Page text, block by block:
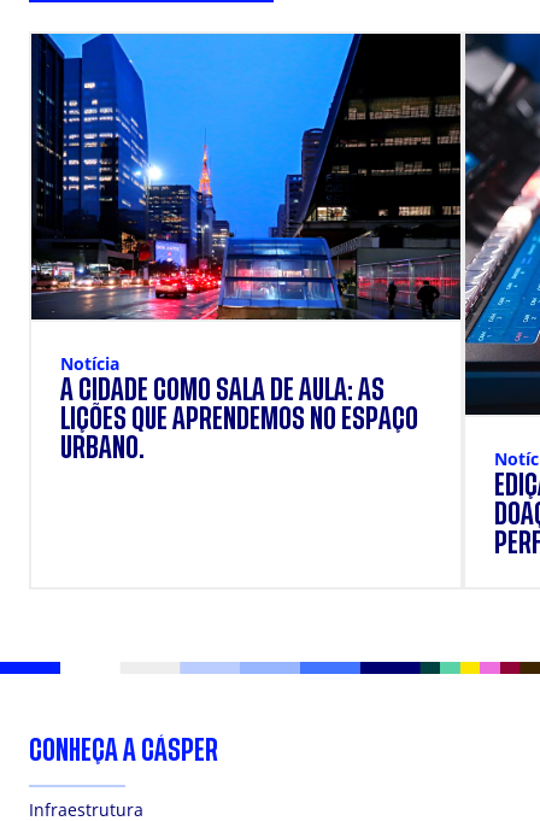
Notícia
A CIDADE COMO SALA DE AULA: AS
LIÇÕES QUE APRENDEMOS NO ESPAÇO
URBANO.
CONHEÇA A CÁSPER
Infraestrutura